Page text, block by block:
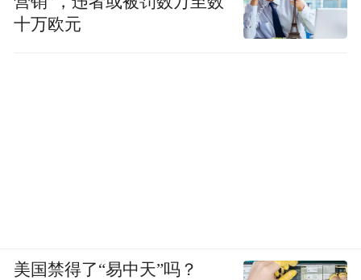
十万欧元
美国禁得了“易中天”吗？